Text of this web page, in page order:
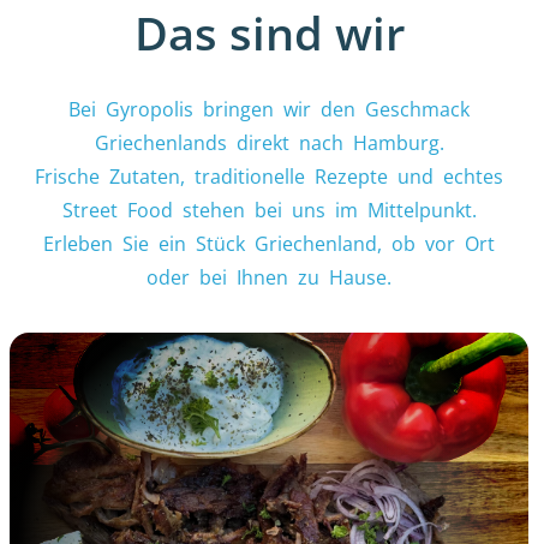
Das sind wir
Bei Gyropolis bringen wir den Geschmack
Griechenlands direkt nach Hamburg.
Frische Zutaten, traditionelle Rezepte und echtes
Street Food stehen bei uns im Mittelpunkt.
Erleben Sie ein Stück Griechenland, ob vor Ort
oder bei Ihnen zu Hause.